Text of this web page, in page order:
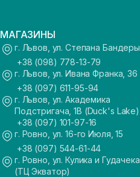
МАГАЗИНЫ
г. Львов, ул. Степана
+38 (098) 778-13-79
г. Львов, ул. Ивана Франка, 36
+38 (097) 611-95-94
г. Львов, ул. Академика
Подстригача, 1В (Duck's Lake)
+38 (097) 101-97-16
г. Ровно, ул. 16-го Июля, 15
+38 (097) 544-61-44
г. Ровно, ул. Кулика и
(ТЦ Экватор)